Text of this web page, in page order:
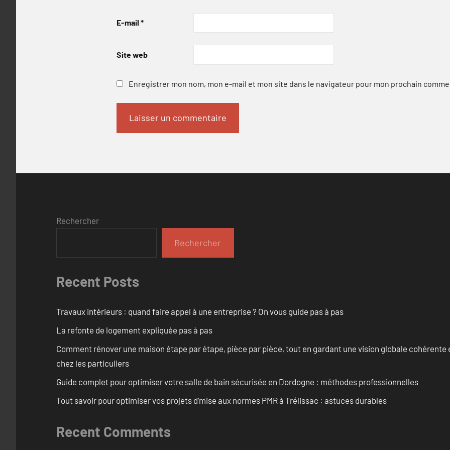
E-mail *
Site web
Enregistrer mon nom, mon e-mail et mon site dans le navigateur pour mon prochain
Rechercher
Rechercher
Recent Posts
Travaux intérieurs : quand faire appel à une entreprise ? On vous guide pas à pas
La refonte de logement expliquée pas à pas
Comment rénover une maison étape par étape, pièce par pièce, tout en gardant une vision globale
chez les particuliers
Guide complet pour optimiser votre salle de bain sécurisée en Dordogne : méthodes professionnelles
Tout savoir pour optimiser vos projets d’mise aux normes PMR à Trélissac : astuces durables
Recent Comments